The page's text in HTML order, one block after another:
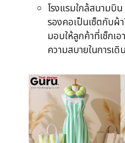
โรงแรมใกล้สนามบิ
รองคอเป็นเซ็ตกับผ้
มอบให้ลูกค้าที่เช็กเ
ความสบายในการเ